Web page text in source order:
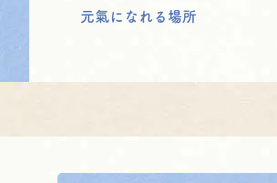
元氣になれる場所